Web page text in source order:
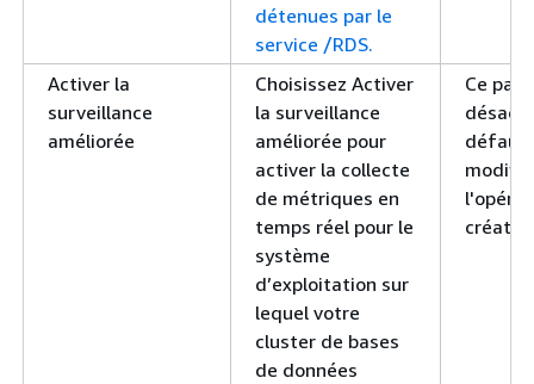
détenues par le
service /RDS.
Activer la
surveillance
améliorée
Choisissez Activer
la surveillance
améliorée pour
activer la collecte
de métriques en
temps réel pour le
système
d’exploitation sur
lequel votre
cluster de bases
de données
Ce